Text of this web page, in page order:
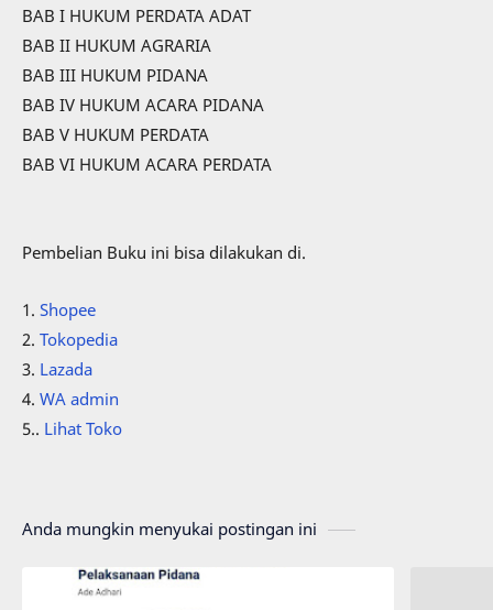
BAB I HUKUM PERDATA ADAT
BAB II HUKUM AGRARIA
BAB III HUKUM PIDANA
BAB IV HUKUM ACARA PIDANA
BAB V HUKUM PERDATA
BAB VI HUKUM ACARA PERDATA
Pembelian Buku ini bisa dilakukan di.
1. Shopee
2. Tokopedia
3. Lazada
4. WA admin
5.. Lihat Toko
Anda mungkin menyukai postingan ini